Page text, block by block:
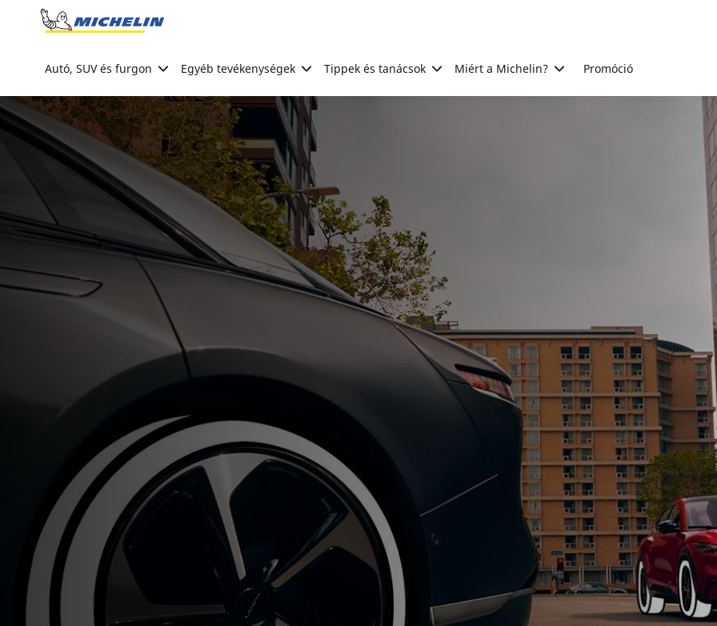
Go to page content
Autó, SUV és furgon Egyéb tevékenységek Tippek és tanácsok Miért a Michelin? Promóció